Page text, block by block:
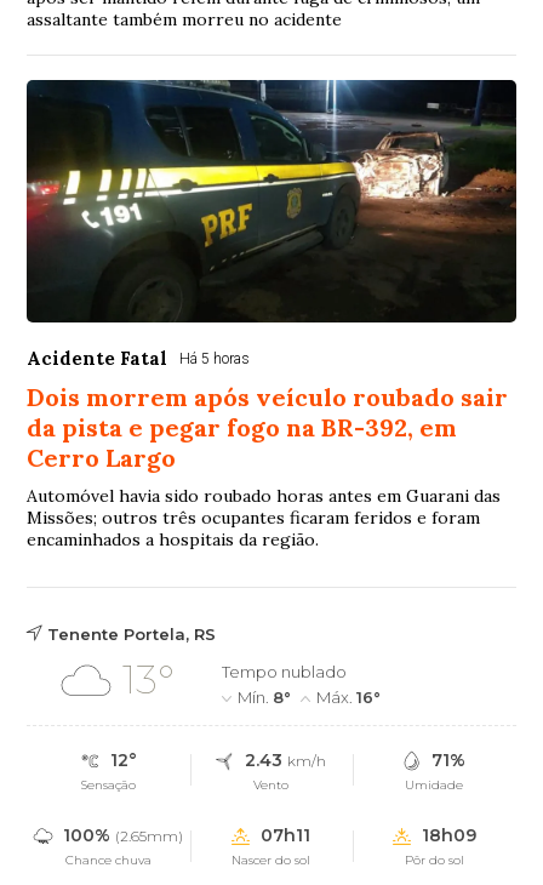
assaltante também morreu no acidente
Acidente Fatal Há 5 horas
Dois morrem após veículo roubado sair
da pista e pegar fogo na BR-392, em
Cerro Largo
Automóvel havia sido roubado horas antes em Guarani das
Missões; outros três ocupantes ficaram feridos e foram
encaminhados a hospitais da região.
Tenente Portela, RS
13°
Tempo nublado
Mín. 8° Máx.16°
12°
Sensação
2.43 km/h
Vento
71%
Umidade
100% (2.65mm)
Chance chuva
07h11
Nascer do sol
18h09
Pôr do sol